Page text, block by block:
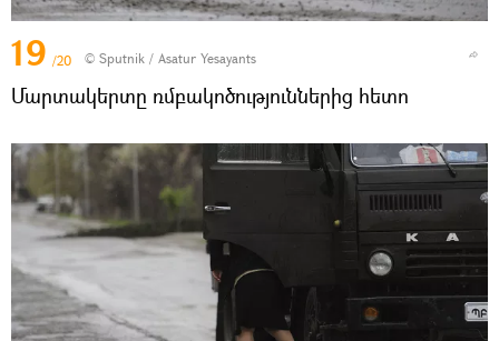
19 /20 © Sputnik / Asatur Yesayants
Մարտակերտը ռմբակոծություններից հետո